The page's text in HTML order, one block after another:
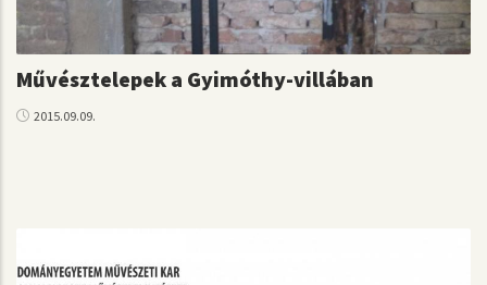
Művésztelepek a Gyimóthy-villában
2015.09.09.